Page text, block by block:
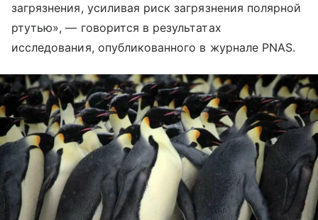
загрязнения, усиливая риск загрязнения полярной
ртутью», — говорится в результатах
исследования, опубликованного в журнале PNAS.